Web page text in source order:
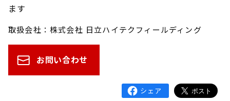
ます
取扱会社：株式会社 日立ハイテクフィールディング
お問い合わせ